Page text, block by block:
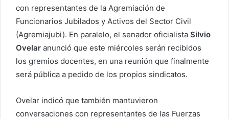
con representantes de la Agremiación de
Funcionarios Jubilados y Activos del Sector Civil
(Agremiajubi). En paralelo, el senador oficialista Silvio
Ovelar anunció que este miércoles serán recibidos
los gremios docentes, en una reunión que finalmente
será pública a pedido de los propios sindicatos.
Ovelar indicó que también mantuvieron
conversaciones con representantes de las Fuerzas